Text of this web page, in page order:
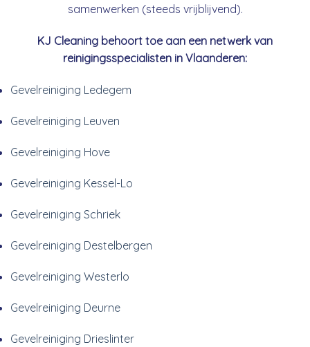
samenwerken (steeds vrijblijvend).
KJ Cleaning behoort toe aan een netwerk van
reinigingsspecialisten in Vlaanderen:
Gevelreiniging Ledegem
Gevelreiniging Leuven
Gevelreiniging Hove
Gevelreiniging Kessel-Lo
Gevelreiniging Schriek
Gevelreiniging Destelbergen
Gevelreiniging Westerlo
Gevelreiniging Deurne
Gevelreiniging Drieslinter